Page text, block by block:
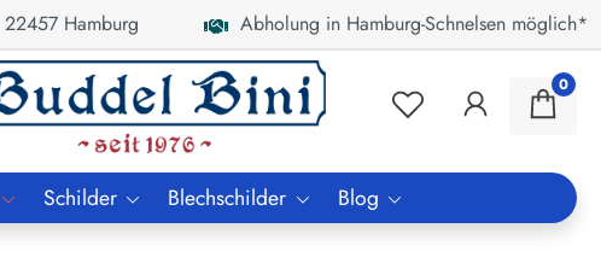
Hamburg Abholung in Hamburg-Schnelsen möglich*
0
Schilder Blechschilder Blog